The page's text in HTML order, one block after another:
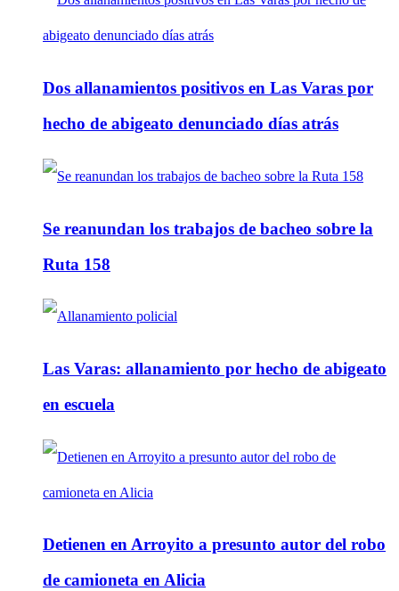
Dos allanamientos positivos en Las Varas por
hecho de abigeato denunciado días atrás
Se reanundan los trabajos de bacheo sobre la
Ruta 158
Las Varas: allanamiento por hecho de abigeato
en escuela
Detienen en Arroyito a presunto autor del robo
de camioneta en Alicia